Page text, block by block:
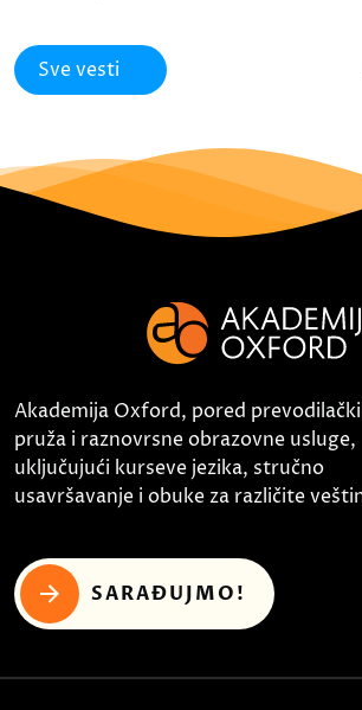
Sve vesti
Akademija Oxford, pored
pruža i raznovrsne obrazovne usluge,
uključujući kurseve jezika, stručno
usavršavanje i obuke za različite
SARAĐUJMO!